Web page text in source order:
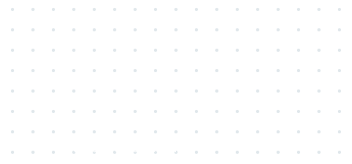
Veranstaltungsräume
rund 800 Kongress- und